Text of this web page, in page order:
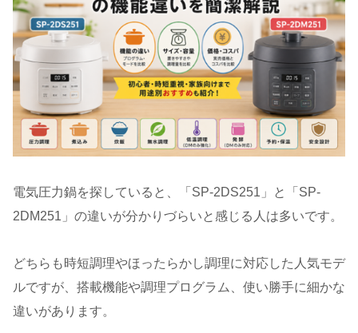
電気圧力鍋を探していると、「SP-2DS251」と「SP-
2DM251」の違いが分かりづらいと感じる人は多いです。
どちらも時短調理やほったらかし調理に対応した人気モデ
ルですが、搭載機能や調理プログラム、使い勝手に細かな
違いがあります。